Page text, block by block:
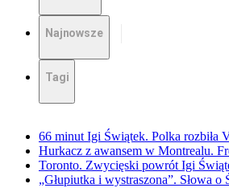
Najnowsze
Tagi
66 minut Igi Świątek. Polka rozbiła
Hurkacz z awansem w Montrealu.
Toronto. Zwycięski powrót Igi
„Głupiutka i wystraszona”. Słowa